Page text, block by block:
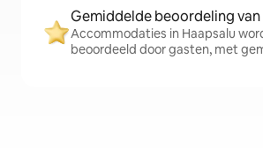
Gemiddelde beoordeling van
Accommodaties in Haapsalu
beoordeeld door gasten, met